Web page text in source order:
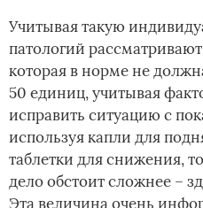
Учитывая такую
патологий
которая в норме не
50 единиц, учитывая
исправить ситуацию с
используя капли для
таблетки для снижения,
дело обстоит сложнее –
Эта величина очень